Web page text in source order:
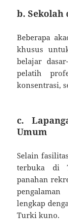
b. Sekolah
Beberapa
khusus
belajar
pelatih
konsentrasi,
c.
Umum
Selain
terbuka di
panahan
lengkap
Turki kuno.